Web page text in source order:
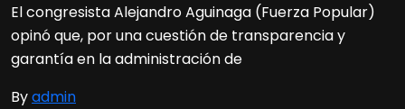
El congresista Alejandro Aguinaga (Fuerza Popular)
opinó que, por una cuestión de transparencia y
garantía en la administración de
Byadmin